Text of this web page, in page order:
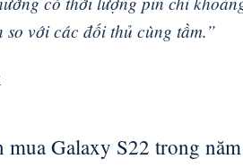
so với các đối thủ cùng tầm.”
mua Galaxy S22 trong